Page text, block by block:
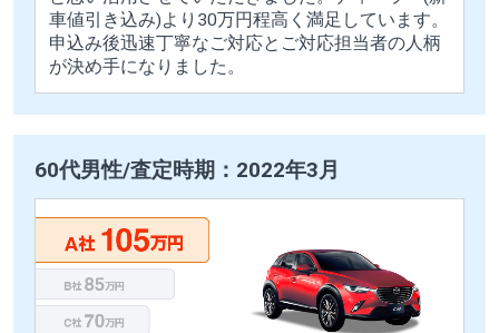
車値引き込み)より30万円程高く満足しています。
申込み後迅速丁寧なご対応とご対応担当者の人柄
が決め手になりました。
60代男性/査定時期：2022年3月